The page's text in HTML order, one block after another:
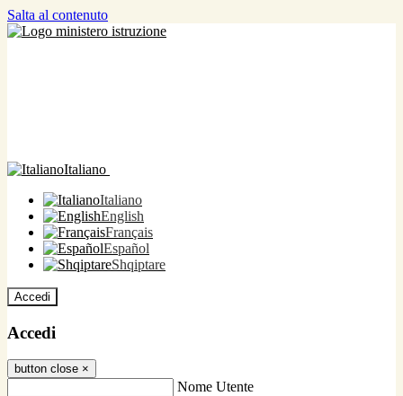
Salta al contenuto
Italiano
Italiano
English
Français
Español
Shqiptare
Accedi
Accedi
button close ×
Nome Utente